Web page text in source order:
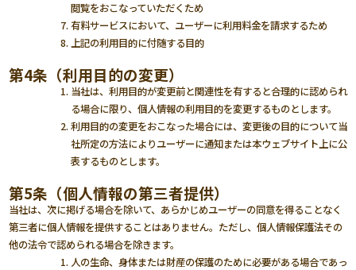
閲覧をおこなっていただくため
有料サービスにおいて、ユーザーに利用料金を請求するため
上記の利用目的に付随する目的
第4条（利用目的の変更）
当社は、利用目的が変更前と関連性を有すると合理的に認められ
る場合に限り、個人情報の利用目的を変更するものとします。
利用目的の変更をおこなった場合には、変更後の目的について当
社所定の方法によりユーザーに通知または本ウェブサイト上に公
表するものとします。
第5条（個人情報の第三者提供）
当社は、次に掲げる場合を除いて、あらかじめユーザーの同意を得ることなく
第三者に個人情報を提供することはありません。ただし、個人情報保護法その
他の法令で認められる場合を除きます。
人の生命、身体または財産の保護のために必要がある場合であっ